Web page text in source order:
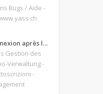
Bugs / Aide -
Problème de connexion après le changement d'adresse e-mail.
Gestion des
Verwaltung -
-